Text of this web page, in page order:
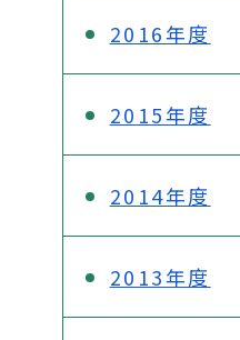
2016年度
2015年度
2014年度
2013年度